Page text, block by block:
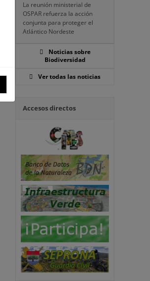
La reunión ministerial de
OSPAR refuerza la acción
conjunta para proteger el
Atlántico Nordeste
Noticias sobre
Biodiversidad
Ver todas las noticias
Accesos directos